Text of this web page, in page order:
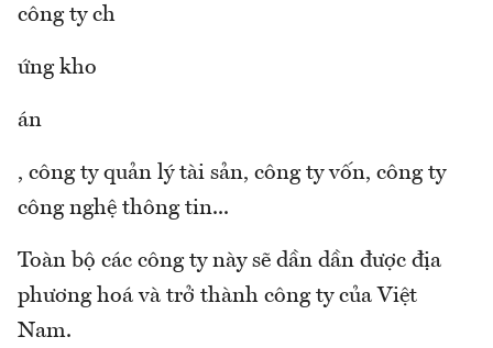
công ty ch
ứng kho
án
, công ty quản lý tài sản, công ty vốn, công ty
công nghệ thông tin...
Toàn bộ các công ty này sẽ dần dần được địa
phương hoá và trở thành công ty của Việt
Nam.